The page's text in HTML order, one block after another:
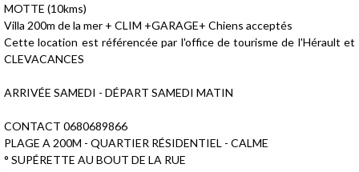
MOTTE (10kms)
Villa 200m de la mer + CLIM +GARAGE+ Chiens acceptés
Cette location est référencée par l'office de tourisme de l'Hérault et
CLEVACANCES
ARRIVÉE SAMEDI - DÉPART SAMEDI MATIN
CONTACT 0680689866
PLAGE A 200M - QUARTIER RÉSIDENTIEL - CALME
° SUPÉRETTE AU BOUT DE LA RUE